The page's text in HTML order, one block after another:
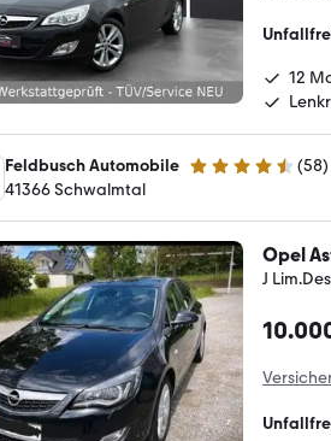
12
Feldbusch Automobile 4.5 Sterne (58)
41366 Schwalmtal
Opel
J